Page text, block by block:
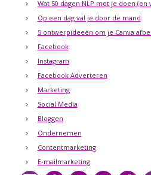
Wat 50 dagen NLP met je doen
Op een dag val je door de mand
5 ontwerpideeën om je Canva
Facebook
Instagram
Facebook Adverteren
Marketing
Social Media
Bloggen
Ondernemen
Contentmarketing
E-mailmarketing